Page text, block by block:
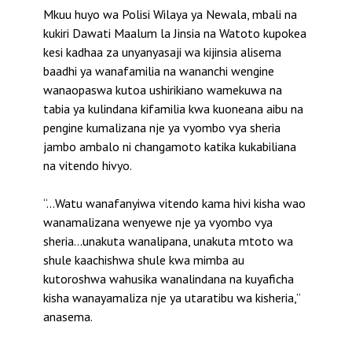
Mkuu huyo wa Polisi Wilaya ya Newala, mbali na
kukiri Dawati Maalum la Jinsia na Watoto kupokea
kesi kadhaa za unyanyasaji wa kijinsia alisema
baadhi ya wanafamilia na wananchi wengine
wanaopaswa kutoa ushirikiano wamekuwa na
tabia ya kulindana kifamilia kwa kuoneana aibu na
pengine kumalizana nje ya vyombo vya sheria
jambo ambalo ni changamoto katika kukabiliana
na vitendo hivyo.
“…Watu wanafanyiwa vitendo kama hivi kisha wao
wanamalizana wenyewe nje ya vyombo vya
sheria…unakuta wanalipana, unakuta mtoto wa
shule kaachishwa shule kwa mimba au
kutoroshwa wahusika wanalindana na kuyaficha
kisha wanayamaliza nje ya utaratibu wa kisheria,”
anasema.